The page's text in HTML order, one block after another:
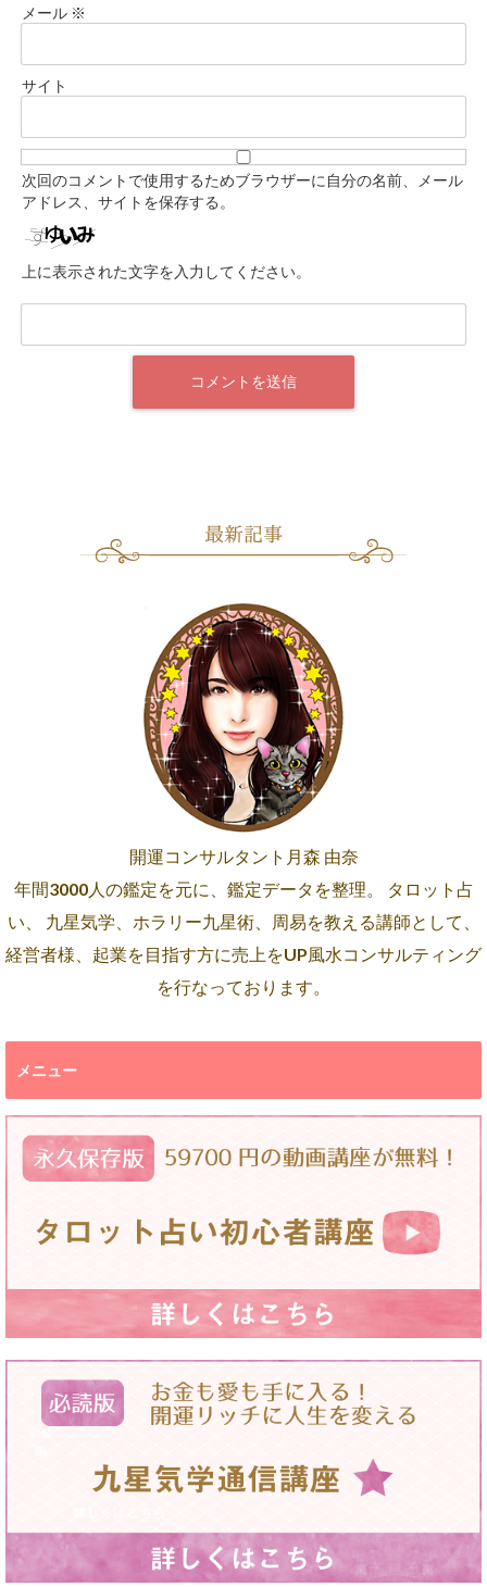
メール ※
サイト
次回のコメントで使用するためブラウザーに自分の名前、メール
アドレス、サイトを保存する。
上に表示された文字を入力してください。
開運コンサルタント月森 由奈
年間3000人の鑑定を元に、鑑定データを整理。 タロット占
い、 九星気学、ホラリー九星術、周易を教える講師として、
経営者様、起業を目指す方に売上をUP風水コンサルティング
を行なっております。
メニュー